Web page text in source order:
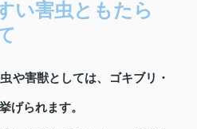
い害虫ともたら
や害獣としては、ゴキブリ・
げられます。